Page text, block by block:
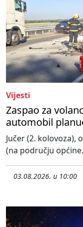
Vijesti
Zaspao za
automobil
Jučer (2. kolovoza),
(na području
03.08.2026. u 10:00